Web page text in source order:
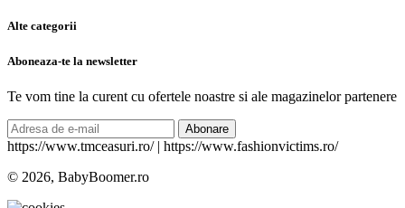
Alte categorii
Aboneaza-te la newsletter
Te vom tine la curent cu ofertele noastre si ale magazinelor partenere
Abonare
https://www.tmceasuri.ro/ | https://www.fashionvictims.ro/
© 2026, BabyBoomer.ro